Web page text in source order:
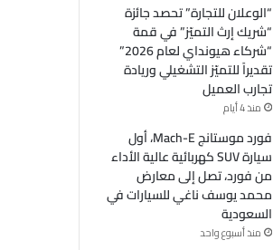
“الوعلان للتجارة” تحصد جائزة
“شريك إرث التميّز” في قمة
“شركاء هيونداي لعام 2026”
تقديراً للتميّز التشغيلي وريادة
تجارب العميل
منذ 4 أيام
فورد موستانج Mach-E، أول
سيارة SUV كهربائية عالية الأداء
من فورد، تصل إلى معارض
محمد يوسف ناغي للسيارات في
السعودية
منذ أسبوع واحد